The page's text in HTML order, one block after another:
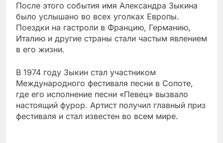
После этого события имя Александра Зыкина
было услышано во всех уголках Европы.
Поездки на гастроли в Францию, Германию,
Италию и другие страны стали частым явлением
в его жизни.
В 1974 году Зыкин стал участником
Международного фестиваля песни в Сопоте,
где его исполнение песни «Певец» вызвало
настоящий фурор. Артист получил главный приз
фестиваля и стал известен во всем мире.